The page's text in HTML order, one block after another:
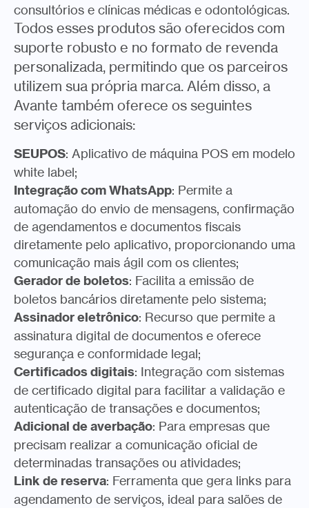
consultórios e clínicas médicas e odontológicas.
Todos esses produtos são oferecidos com
suporte robusto e no formato de revenda
personalizada, permitindo que os parceiros
utilizem sua própria marca. Além disso, a
Avante também oferece os seguintes
serviços adicionais:
SEUPOS: Aplicativo de máquina POS em modelo
white label;
Integração com WhatsApp: Permite a
automação do envio de mensagens, confirmação
de agendamentos e documentos fiscais
diretamente pelo aplicativo, proporcionando uma
comunicação mais ágil com os clientes;
Gerador de boletos: Facilita a emissão de
boletos bancários diretamente pelo sistema;
Assinador eletrônico: Recurso que permite a
assinatura digital de documentos e oferece
segurança e conformidade legal;
Certificados digitais: Integração com sistemas
de certificado digital para facilitar a validação e
autenticação de transações e documentos;
Adicional de averbação: Para empresas que
precisam realizar a comunicação oficial de
determinadas transações ou atividades;
Link de reserva: Ferramenta que gera links para
agendamento de serviços, ideal para salões de